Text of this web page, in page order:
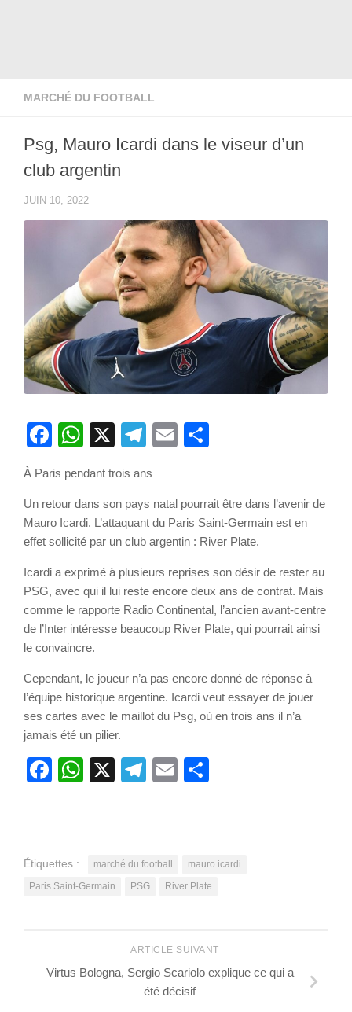
MARCHÉ DU FOOTBALL
Psg, Mauro Icardi dans le viseur d’un
club argentin
JUIN 10, 2022
Facebook
WhatsApp
X Telegram
Email
À Paris pendant trois ans
Un retour dans son pays natal pourrait être dans l’avenir de
Mauro Icardi. L’attaquant du Paris Saint-Germain est en
effet sollicité par un club argentin : River Plate.
Icardi a exprimé à plusieurs reprises son désir de rester au
PSG, avec qui il lui reste encore deux ans de contrat. Mais
comme le rapporte Radio Continental, l’ancien avant-centre
de l’Inter intéresse beaucoup River Plate, qui pourrait ainsi
le convaincre.
Cependant, le joueur n’a pas encore donné de réponse à
l’équipe historique argentine. Icardi veut essayer de jouer
ses cartes avec le maillot du Psg, où en trois ans il n’a
jamais été un pilier.
Facebook
WhatsApp
X Telegram
Email
Étiquettes : marché du football
mauro icardi
Paris Saint-Germain
PSG River Plate
ARTICLE SUIVANT
Virtus Bologna, Sergio Scariolo explique ce qui a
été décisif